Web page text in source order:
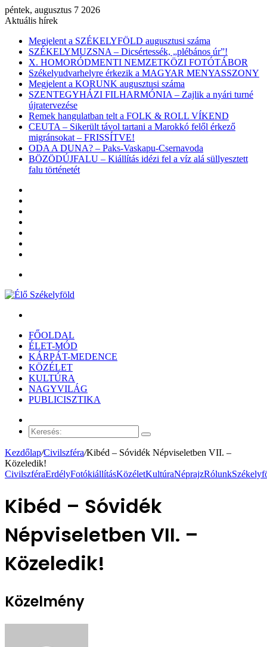
péntek, augusztus 7 2026
Aktuális hírek
Megjelent a SZÉKELYFÖLD augusztusi száma
SZÉKELYMUZSNA – Dicsértessék, „plébános úr”!
X. HOMORÓDMENTI NEMZETKÖZI FOTÓTÁBOR
Székelyudvarhelyre érkezik a MAGYAR MENYASSZONY
Megjelent a KORUNK augusztusi száma
SZENTEGYHÁZI FILHARMÓNIA – Zajlik a nyári turné
újratervezése
Remek hangulatban telt a FOLK & ROLL VÍKEND
CEUTA – Sikerült távol tartani a Marokkó felől érkező
migránsokat – FRISSÍTVE!
ODA A DUNA? – Paks-Vaskapu-Csernavoda
BÖZÖDÚJFALU – Kiállítás idézi fel a víz alá süllyesztett
falu történetét
FŐOLDAL
ÉLET-MÓD
KÁRPÁT-MEDENCE
KÖZÉLET
KULTÚRA
NAGYVILÁG
PUBLICISZTIKA
cikk
Keresés:
Kezdőlap/Civilszféra/Kibéd – Sóvidék Népviseletben VII. –
Közeledik!
CivilszféraErdélyFotókiállításKözéletKultúraNéprajzRólunk
Kibéd – Sóvidék
Népviseletben VII. –
Közeledik!
Közelmény